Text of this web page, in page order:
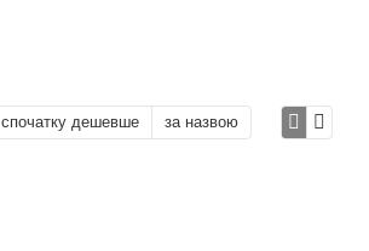
спочатку дешевше за назвою